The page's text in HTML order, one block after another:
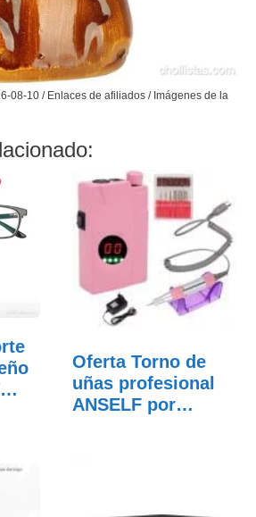
08-10 / Enlaces de afiliados / Imágenes de la
Oferta Torno de
uñas profesional
ANSELF por